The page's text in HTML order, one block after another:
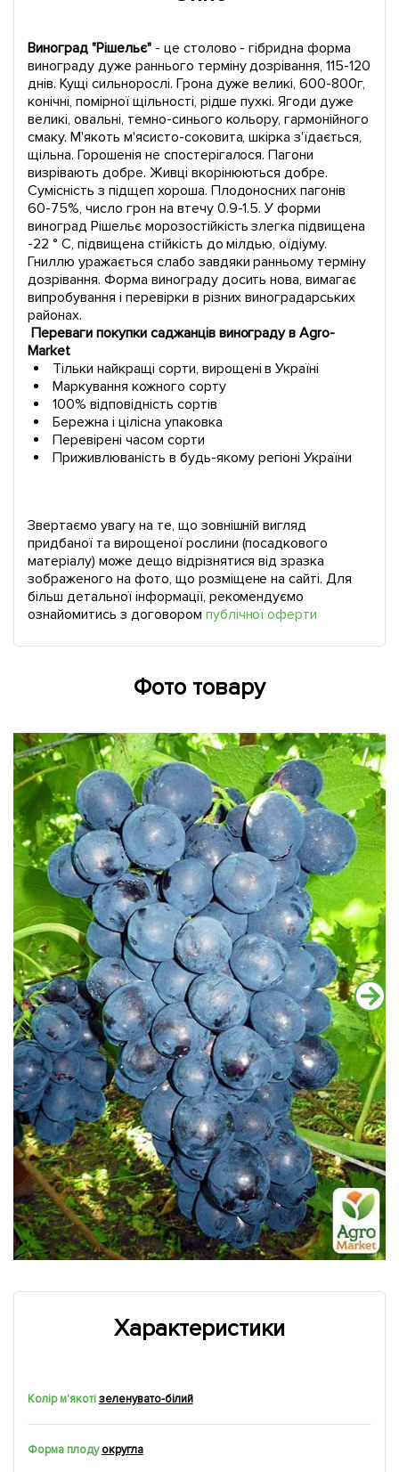
Виноград "Рішельє" - це столово - гібридна форма
винограду дуже раннього терміну дозрівання, 115-120
днів. Кущі сильнорослі. Грона дуже великі, 600-800г,
конічні, помірної щільності, рідше пухкі. Ягоди дуже
великі, овальні, темно-синього кольору, гармонійного
смаку. М'якоть м'ясисто-соковита, шкірка з'їдається,
щільна. Горошенія не спостерігалося. Пагони
визрівають добре. Живці вкорінюються добре.
Сумісність з підщеп хороша. Плодоносних пагонів
60-75%, число грон на втечу 0.9-1.5. У форми
виноград Рішельє морозостійкість злегка підвищена
-22 ° С, підвищена стійкість до мілдью, оїдіуму.
Гниллю уражається слабо завдяки ранньому терміну
дозрівання. Форма винограду досить нова, вимагає
випробування і перевірки в різних виноградарських
районах.
Переваги покупки саджанців винограду в Agro-
Market
Тільки найкращі сорти, вирощені в Україні
Маркування кожного сорту
100% відповідність сортів
Бережна і цілісна упаковка
Перевірені часом сорти
Приживлюваність в будь-якому регіоні України
Звертаємо увагу на те, що зовнішній вигляд
придбаної та вирощеної рослини (посадкового
матеріалу) може дещо відрізнятися від зразка
зображеного на фото, що розміщене на сайті. Для
більш детальної інформації, рекомендуємо
ознайомитись з договором публічної оферти
Фото товару
Характеристики
Колір м'якоті зеленувато-білий
Форма плоду округла